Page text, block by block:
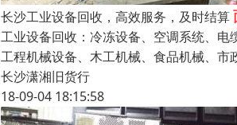
长沙工业设备回收，高效服务，及时结算
工业设备回收：冷冻设备、空调系统、
工程机械设备、木工机械、食品机械、
长沙潇湘旧货行
18-09-04 18:15:58